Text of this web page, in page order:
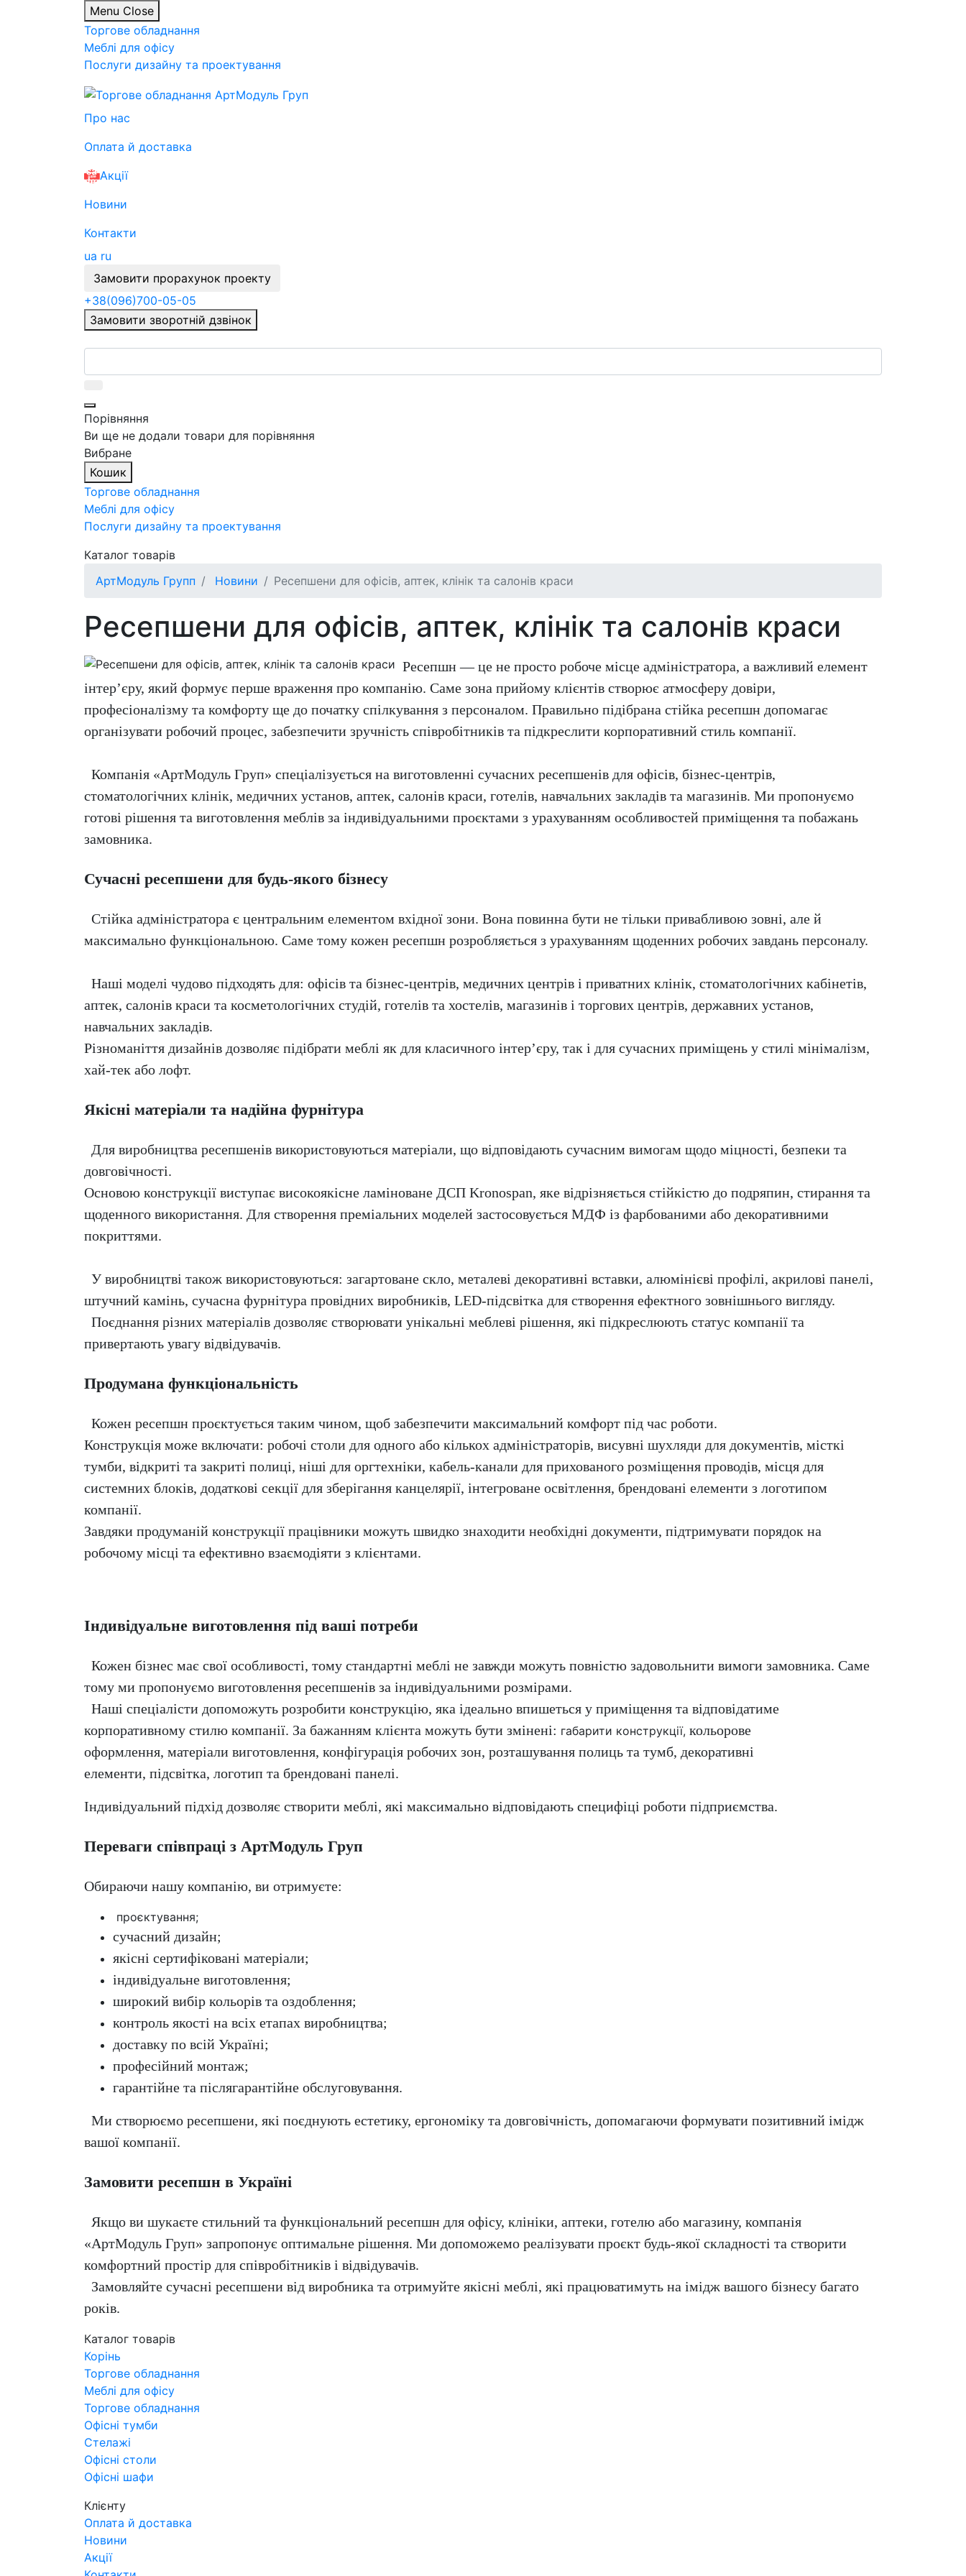
Menu Close
Торгове обладнання
Меблі для офісу
Послуги дизайну та проектування
Про нас
Оплата й доставка
Акції
Новини
Контакти
ua ru
Замовити прорахунок проекту
+38(096)700-05-05
Замовити зворотній дзвінок
Порівняння
Ви ще не додали товари для порівняння
Вибране
Кошик
Торгове обладнання
Меблі для офісу
Послуги дизайну та проектування
Каталог товарів
АртМодуль Групп
Новини Ресепшени для офісів, аптек, клінік та салонів краси
Ресепшени для офісів, аптек, клінік та салонів краси
Ресепшн — це не просто робоче місце адміністратора, а важливий елемент
інтер’єру, який формує перше враження про компанію. Саме зона прийому клієнтів створює атмосферу довіри,
професіоналізму та комфорту ще до початку спілкування з персоналом. Правильно підібрана стійка ресепшн допомагає
організувати робочий процес, забезпечити зручність співробітників та підкреслити корпоративний стиль компанії.
Компанія «АртМодуль Груп» спеціалізується на виготовленні сучасних ресепшенів для офісів, бізнес-центрів,
стоматологічних клінік, медичних установ, аптек, салонів краси, готелів, навчальних закладів та магазинів. Ми пропонуємо
готові рішення та виготовлення меблів за індивідуальними проєктами з урахуванням особливостей приміщення та побажань
замовника.
Сучасні ресепшени для будь-якого бізнесу
Стійка адміністратора є центральним елементом вхідної зони. Вона повинна бути не тільки привабливою зовні, але й
максимально функціональною. Саме тому кожен ресепшн розробляється з урахуванням щоденних робочих завдань персоналу.
Наші моделі чудово підходять для: офісів та бізнес-центрів, медичних центрів і приватних клінік, стоматологічних кабінетів,
аптек, салонів краси та косметологічних студій, готелів та хостелів, магазинів і торгових центрів, державних установ,
навчальних закладів.
Різноманіття дизайнів дозволяє підібрати меблі як для класичного інтер’єру, так і для сучасних приміщень у стилі мінімалізм,
хай-тек або лофт.
Якісні матеріали та надійна фурнітура
Для виробництва ресепшенів використовуються матеріали, що відповідають сучасним вимогам щодо міцності, безпеки та
довговічності.
Основою конструкції виступає високоякісне ламіноване ДСП Kronospan, яке відрізняється стійкістю до подряпин, стирання та
щоденного використання. Для створення преміальних моделей застосовується МДФ із фарбованими або декоративними
покриттями.
У виробництві також використовуються: загартоване скло, металеві декоративні вставки, алюмінієві профілі, акрилові панелі,
штучний камінь, сучасна фурнітура провідних виробників, LED-підсвітка для створення ефектного зовнішнього вигляду.
Поєднання різних матеріалів дозволяє створювати унікальні меблеві рішення, які підкреслюють статус компанії та
привертають увагу відвідувачів.
Продумана функціональність
Кожен ресепшн проєктується таким чином, щоб забезпечити максимальний комфорт під час роботи.
Конструкція може включати: робочі столи для одного або кількох адміністраторів, висувні шухляди для документів, місткі
тумби, відкриті та закриті полиці, ніші для оргтехніки, кабель-канали для прихованого розміщення проводів, місця для
системних блоків, додаткові секції для зберігання канцелярії, інтегроване освітлення, брендовані елементи з логотипом
компанії.
Завдяки продуманій конструкції працівники можуть швидко знаходити необхідні документи, підтримувати порядок на
робочому місці та ефективно взаємодіяти з клієнтами.
Індивідуальне виготовлення під ваші потреби
Кожен бізнес має свої особливості, тому стандартні меблі не завжди можуть повністю задовольнити вимоги замовника. Саме
тому ми пропонуємо виготовлення ресепшенів за індивідуальними розмірами.
Наші спеціалісти допоможуть розробити конструкцію, яка ідеально впишеться у приміщення та відповідатиме
корпоративному стилю компанії. За бажанням клієнта можуть бути змінені: габарити конструкції, кольорове
оформлення, матеріали виготовлення, конфігурація робочих зон, розташування полиць та тумб, декоративні
елементи, підсвітка, логотип та брендовані панелі.
Індивідуальний підхід дозволяє створити меблі, які максимально відповідають специфіці роботи підприємства.
Переваги співпраці з АртМодуль Груп
Обираючи нашу компанію, ви отримуєте:
проєктування;
сучасний дизайн;
якісні сертифіковані матеріали;
індивідуальне виготовлення;
широкий вибір кольорів та оздоблення;
контроль якості на всіх етапах виробництва;
доставку по всій Україні;
професійний монтаж;
гарантійне та післягарантійне обслуговування.
Ми створюємо ресепшени, які поєднують естетику, ергономіку та довговічність, допомагаючи формувати позитивний імідж
вашої компанії.
Замовити ресепшн в Україні
Якщо ви шукаєте стильний та функціональний ресепшн для офісу, клініки, аптеки, готелю або магазину, компанія
«АртМодуль Груп» запропонує оптимальне рішення. Ми допоможемо реалізувати проєкт будь-якої складності та створити
комфортний простір для співробітників і відвідувачів.
Замовляйте сучасні ресепшени від виробника та отримуйте якісні меблі, які працюватимуть на імідж вашого бізнесу багато
років.
Каталог товарів
Корінь
Торгове обладнання
Меблі для офісу
Торгове обладнання
Офісні тумби
Стелажі
Офісні столи
Офісні шафи
Клієнту
Оплата й доставка
Новини
Акції